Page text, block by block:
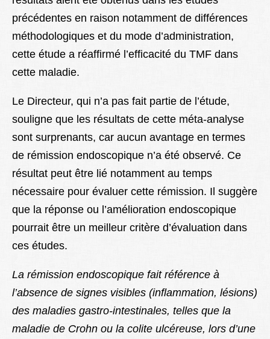
précédentes en raison notamment de différences
méthodologiques et du mode d’administration,
cette étude a réaffirmé l’efficacité du TMF dans
cette maladie.
Le Directeur, qui n’a pas fait partie de l’étude,
souligne que les résultats de cette méta-analyse
sont surprenants, car aucun avantage en termes
de rémission endoscopique n’a été observé. Ce
résultat peut être lié notamment au temps
nécessaire pour évaluer cette rémission. Il suggère
que la réponse ou l’amélioration endoscopique
pourrait être un meilleur critère d’évaluation dans
ces études.
La rémission endoscopique fait référence à
l’absence de signes visibles (inflammation, lésions)
des maladies gastro-intestinales, telles que la
maladie de Crohn ou la colite ulcéreuse, lors d’une